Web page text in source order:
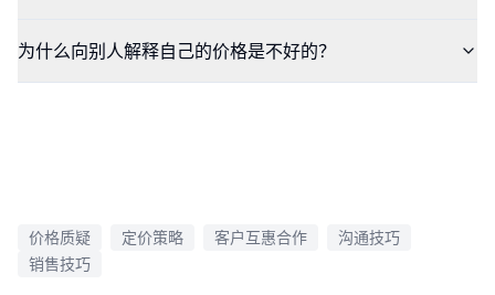
为什么向别人解释自己的价格是不好的？
价格质疑 定价策略 客户互惠合作
沟通技巧
销售技巧